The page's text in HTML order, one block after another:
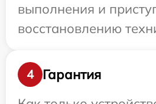
выполнения и
восстановлению
4
Гарантия